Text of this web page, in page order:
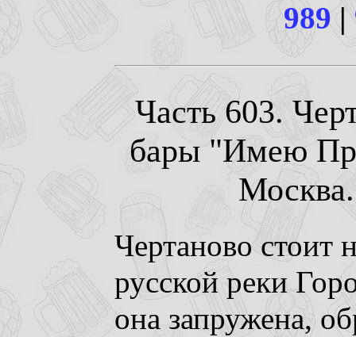
989|
Часть 603.
бары "Имею
Чертаново стоит
русской реки
она запружена,